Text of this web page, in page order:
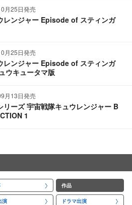
月25日発売
レンジャー Episode of スティンガ
月25日発売
レンジャー Episode of スティンガ
ウキュータマ版
月13日発売
リーズ 宇宙戦隊キュウレンジャー B
1
作品
演 ドラマ出演